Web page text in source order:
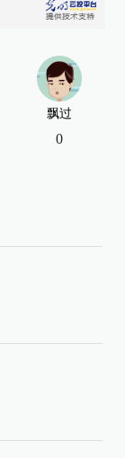
飘过
0